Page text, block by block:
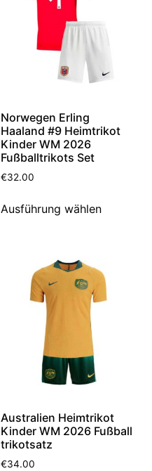
Norwegen Erling
Haaland #9 Heimtrikot
Kinder WM 2026
Fußballtrikots Set
€32.00
Ausführung wählen
Australien Heimtrikot
Kinder WM 2026 Fußball
trikotsatz
€34.00